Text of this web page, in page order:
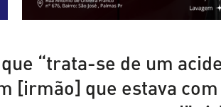
“trata-se de um
[irmão] que estava